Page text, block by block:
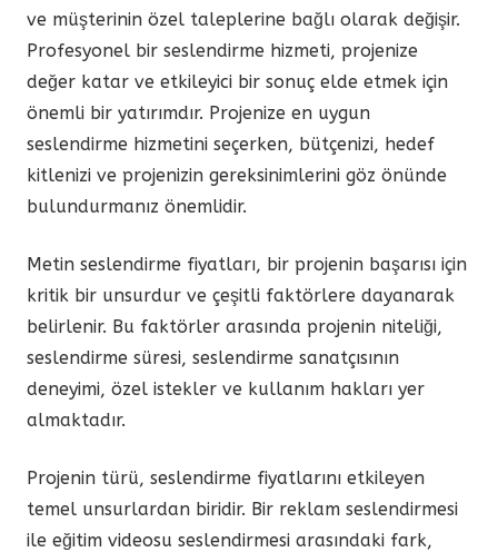
ve müşterinin özel taleplerine bağlı olarak değişir.
Profesyonel bir seslendirme hizmeti, projenize
değer katar ve etkileyici bir sonuç elde etmek için
önemli bir yatırımdır. Projenize en uygun
seslendirme hizmetini seçerken, bütçenizi, hedef
kitlenizi ve projenizin gereksinimlerini göz önünde
bulundurmanız önemlidir.
Metin seslendirme fiyatları, bir projenin başarısı için
kritik bir unsurdur ve çeşitli faktörlere dayanarak
belirlenir. Bu faktörler arasında projenin niteliği,
seslendirme süresi, seslendirme sanatçısının
deneyimi, özel istekler ve kullanım hakları yer
almaktadır.
Projenin türü, seslendirme fiyatlarını etkileyen
temel unsurlardan biridir. Bir reklam seslendirmesi
ile eğitim videosu seslendirmesi arasındaki fark,